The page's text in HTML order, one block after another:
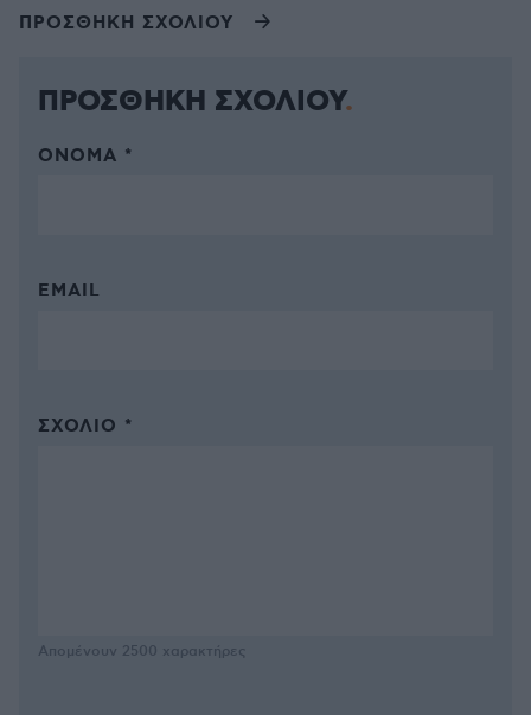
ΠΡΟΣΘΗΚΗ ΣΧΟΛΙΟΥ
ΠΡΟΣΘΗΚΗ ΣΧΟΛΙΟΥ
ΌΝΟΜΑ *
EMAIL
ΣΧΌΛΙΟ *
Απομένουν 2500 χαρακτήρες